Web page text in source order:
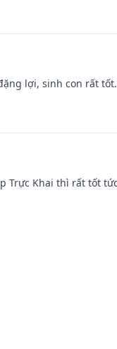
lợi, sinh con rất tốt.
Trực Khai thì rất tốt